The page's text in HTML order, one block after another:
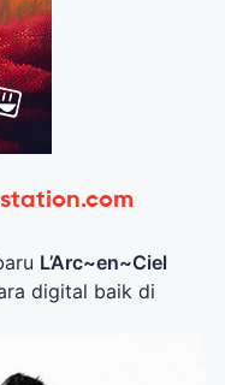
L’Arc~en~Ciel
digital baik di